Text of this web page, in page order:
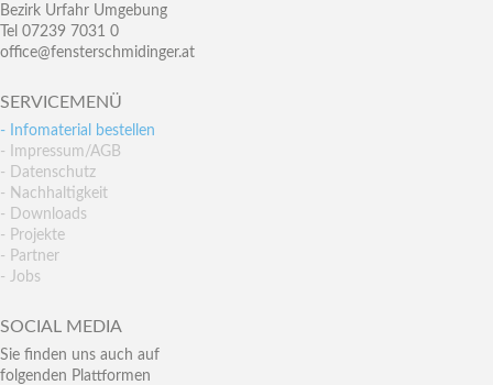
Bezirk Urfahr Umgebung
Tel 07239 7031 0
office@fensterschmidinger.at
SERVICEMENÜ
- Infomaterial bestellen
- Impressum/AGB
- Datenschutz
- Nachhaltigkeit
- Downloads
- Projekte
- Partner
- Jobs
SOCIAL MEDIA
Sie finden uns auch auf
folgenden Plattformen